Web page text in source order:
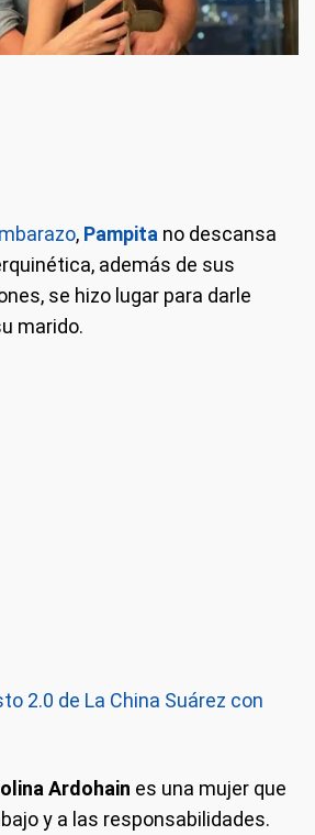
, Pampita no descansa
además de sus
se hizo lugar para darle
marido.
2.0 de La China Suárez con
Ardohain es una mujer que
y a las responsabilidades.